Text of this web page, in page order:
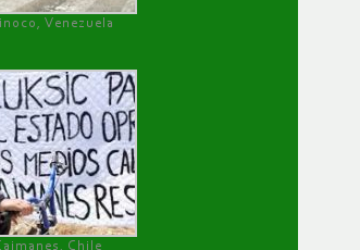
Venezuela
Chile